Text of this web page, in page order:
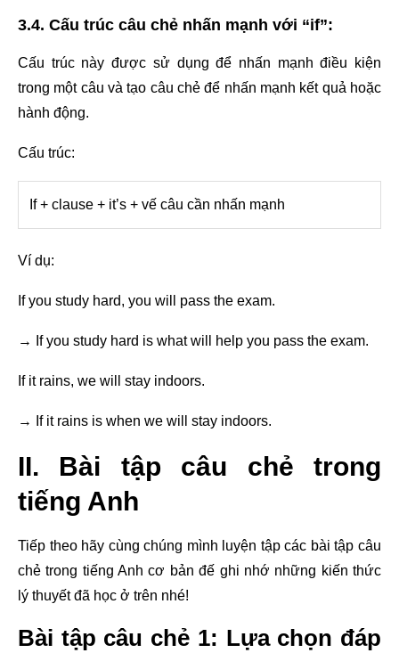
3.4. Cấu trúc câu chẻ nhấn mạnh với “if”:
Cấu trúc này được sử dụng để nhấn mạnh điều kiện
trong một câu và tạo câu chẻ để nhấn mạnh kết quả hoặc
hành động.
Cấu trúc:
If + clause + it’s + vế câu cần nhấn mạnh
Ví dụ:
If you study hard, you will pass the exam.
→ If you study hard is what will help you pass the exam.
If it rains, we will stay indoors.
→ If it rains is when we will stay indoors.
II. Bài tập câu chẻ trong
tiếng Anh
Tiếp theo hãy cùng chúng mình luyện tập các bài tập câu
chẻ trong tiếng Anh cơ bản đế ghi nhớ những kiến thức
lý thuyết đã học ở trên nhé!
Bài tập câu chẻ 1: Lựa chọn đáp